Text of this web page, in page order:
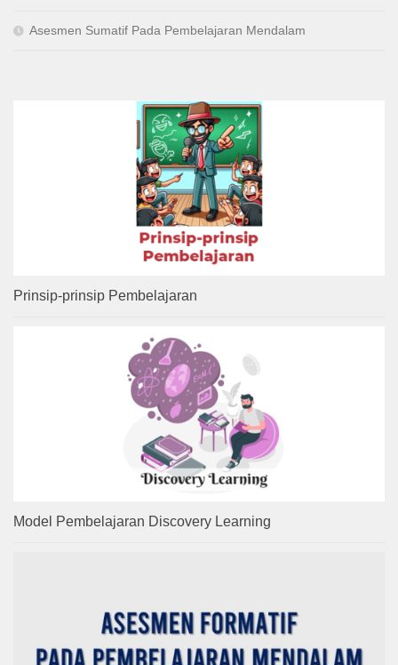
Asesmen Sumatif Pada Pembelajaran Mendalam
Prinsip-prinsip Pembelajaran
Model Pembelajaran Discovery Learning